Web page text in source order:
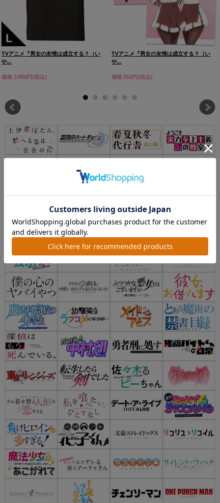
TVアニメ『男女の友情は成立する？（い
や...
価格:3,850円(税込)
TVアニメ『男女の友情は成立する？（い
や...
価格:550円(税込)